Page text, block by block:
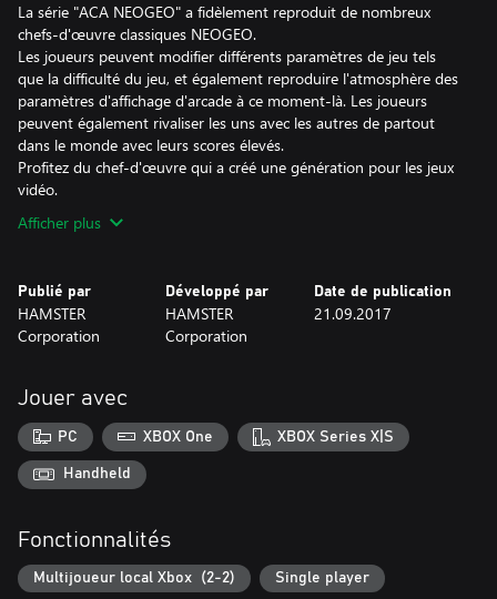
La série "ACA NEOGEO" a fidèlement reproduit de nombreux
chefs-d'œuvre classiques NEOGEO.
Les joueurs peuvent modifier différents paramètres de jeu tels
que la difficulté du jeu, et également reproduire l'atmosphère des
paramètres d'affichage d'arcade à ce moment-là. Les joueurs
peuvent également rivaliser les uns avec les autres de partout
dans le monde avec leurs scores élevés.
Profitez du chef-d'œuvre qui a créé une génération pour les jeux
vidéo.
Afficher plus
Publié par
HAMSTER
Corporation
Développé par
HAMSTER
Corporation
Date de publication
21.09.2017
Jouer avec
PC XBOX One XBOX Series X|S
Handheld
Fonctionnalités
Multijoueur local Xbox (2-2) Single player